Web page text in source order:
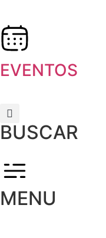
EVENTOS
BUSCAR
MENU